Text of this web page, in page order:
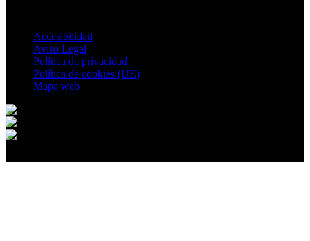
Accesibilidad
Aviso Legal
Política de privacidad
Política de cookies (UE)
Mapa web